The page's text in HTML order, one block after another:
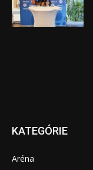
KATEGÓRIE
Aréna